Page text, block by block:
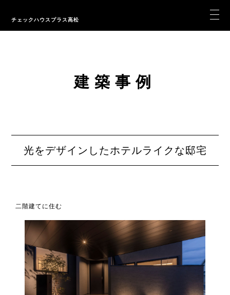
チェックハウスプラス高松
建築事例
光をデザインしたホテルライクな邸宅
二階建てに住む